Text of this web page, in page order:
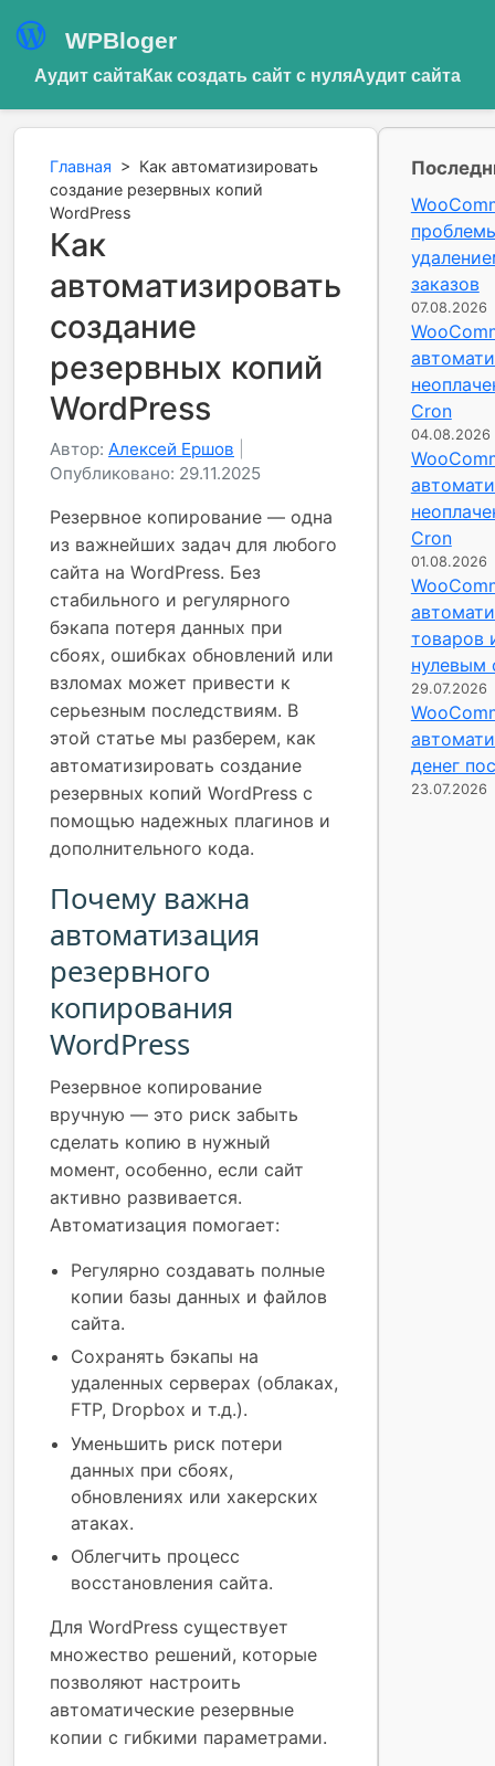
WPBloger
Аудит сайтаКак создать сайт с нуляАудит сайта
Главная > Как автоматизировать
создание резервных копий
WordPress
Как
автоматизировать
создание
резервных копий
WordPress
Автор: Алексей Ершов
Опубликовано: 29.11.2025
Резервное копирование — одна
из важнейших задач для любого
сайта на WordPress. Без
стабильного и регулярного
бэкапа потеря данных при
сбоях, ошибках обновлений или
взломах может привести к
серьезным последствиям. В
этой статье мы разберем, как
автоматизировать создание
резервных копий WordPress с
помощью надежных плагинов и
дополнительного кода.
Почему важна
автоматизация
резервного
копирования
WordPress
Резервное копирование
вручную — это риск забыть
сделать копию в нужный
момент, особенно, если сайт
активно развивается.
Автоматизация помогает:
Регулярно создавать полные
копии базы данных и файлов
сайта.
Сохранять бэкапы на
удаленных серверах (облаках,
FTP, Dropbox и т.д.).
Уменьшить риск потери
данных при сбоях,
обновлениях или хакерских
атаках.
Облегчить процесс
восстановления сайта.
Для WordPress существует
множество решений, которые
позволяют настроить
автоматические резервные
копии с гибкими параметрами.
заказов
07.08.2026
Cron
04.08.2026
Cron
01.08.2026
товаров
нулевым
29.07.2026
денег
23.07.2026